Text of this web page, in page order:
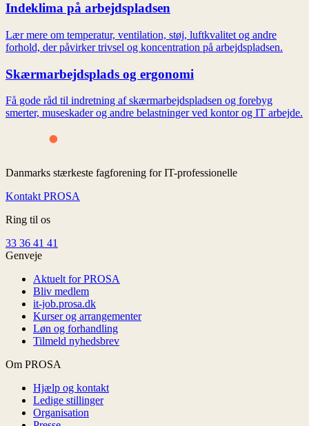
Indeklima på arbejdspladsen
Lær mere om temperatur, ventilation, støj, luftkvalitet og andre
forhold, der påvirker trivsel og koncentration på arbejdspladsen.
Skærmarbejdsplads og ergonomi
Få gode råd til indretning af skærmarbejdspladsen og forebyg
smerter, museskader og andre belastninger ved kontor og IT arbejde.
Danmarks stærkeste fagforening for IT-professionelle
Kontakt PROSA
Ring til os
33 36 41 41
Genveje
Aktuelt for PROSA
Bliv medlem
it-job.prosa.dk
Kurser og arrangementer
Løn og forhandling
Tilmeld nyhedsbrev
Om PROSA
Hjælp og kontakt
Ledige stillinger
Organisation